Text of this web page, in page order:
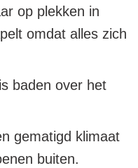
op plekken in
omdat alles zich
baden over het
gematigd klimaat
buiten.